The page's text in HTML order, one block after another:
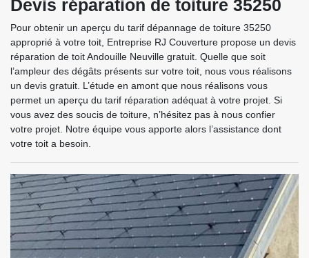
Devis réparation de toiture 35250
Pour obtenir un aperçu du tarif dépannage de toiture 35250
approprié à votre toit, Entreprise RJ Couverture propose un devis
réparation de toit Andouille Neuville gratuit. Quelle que soit
l’ampleur des dégâts présents sur votre toit, nous vous réalisons
un devis gratuit. L’étude en amont que nous réalisons vous
permet un aperçu du tarif réparation adéquat à votre projet. Si
vous avez des soucis de toiture, n’hésitez pas à nous confier
votre projet. Notre équipe vous apporte alors l’assistance dont
votre toit a besoin.